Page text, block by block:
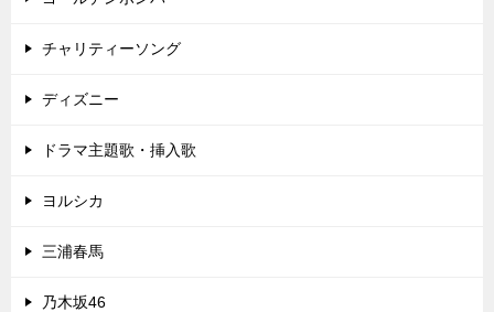
チャリティーソング
ディズニー
ドラマ主題歌・挿入歌
ヨルシカ
三浦春馬
乃木坂46